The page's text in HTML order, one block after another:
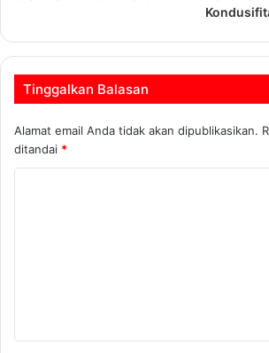
Tinggalkan Balasan
Alamat email Anda tidak akan dipublikasikan.
ditandai *